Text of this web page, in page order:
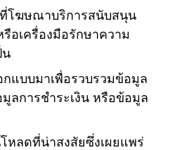
ที่โฆษณาบริการสนับสนุน
อเครื่องมือรักษาความ
น
แบบมาเพื่อรวบรวมข้อมูล
ลการชำระเงิน หรือข้อมูล
หลดที่น่าสงสัยซึ่งเผยแพร่